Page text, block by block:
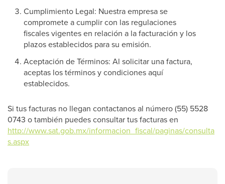
Cumplimiento Legal: Nuestra empresa se
compromete a cumplir con las regulaciones
fiscales vigentes en relación a la facturación y los
plazos establecidos para su emisión.
Aceptación de Términos: Al solicitar una factura,
aceptas los términos y condiciones aquí
establecidos.
Si tus facturas no llegan contactanos al número (55) 5528
0743 o también puedes consultar tus facturas en
http://www.sat.gob.mx/informacion_fiscal/paginas/consulta
s.aspx